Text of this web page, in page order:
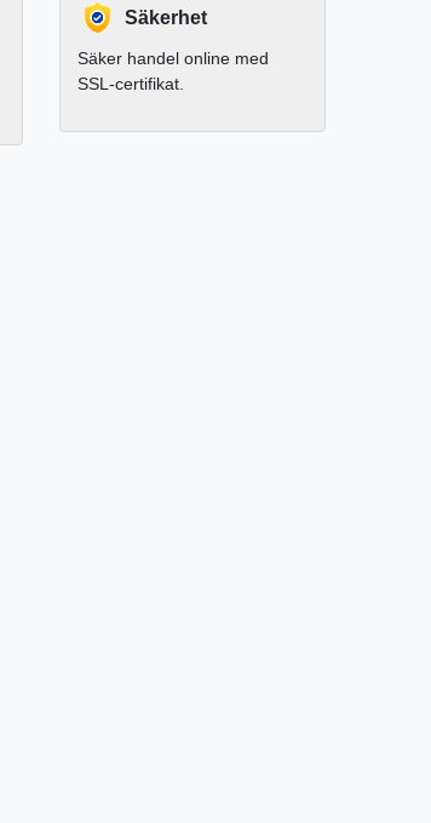
Säkerhet
Säker handel online med
SSL-certifikat.